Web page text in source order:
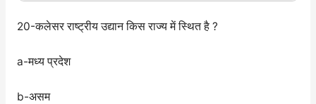
20-कलेसर राष्ट्रीय उद्यान किस राज्य में स्थित है ?
a-मध्य प्रदेश
b-असम